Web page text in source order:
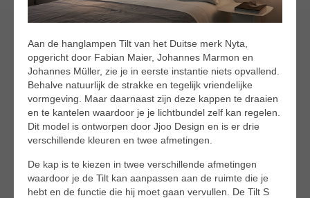
Aan de hanglampen Tilt van het Duitse merk Nyta,
opgericht door Fabian Maier, Johannes Marmon en
Johannes Müller, zie je in eerste instantie niets opvallend.
Behalve natuurlijk de strakke en tegelijk vriendelijke
vormgeving. Maar daarnaast zijn deze kappen te draaien
en te kantelen waardoor je je lichtbundel zelf kan regelen.
Dit model is ontworpen door Jjoo Design en is er drie
verschillende kleuren en twee afmetingen.
De kap is te kiezen in twee verschillende afmetingen
waardoor je de Tilt kan aanpassen aan de ruimte die je
hebt en de functie die hij moet gaan vervullen. De Tilt S